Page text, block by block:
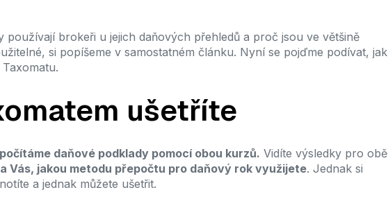
používají brokeři u jejich daňových přehledů a proč jsou ve většině
si popíšeme v samostatném článku. Nyní se pojďme podívat, jak
ušetříte
daňové podklady pomocí obou kurzů. Vidíte výsledky pro obě
Vás, jakou metodu přepočtu pro daňový rok využijete. Jednak si
a jednak můžete ušetřit.